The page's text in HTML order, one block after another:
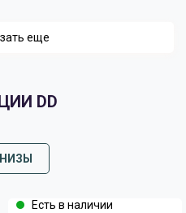
еще
DD
Есть в наличии